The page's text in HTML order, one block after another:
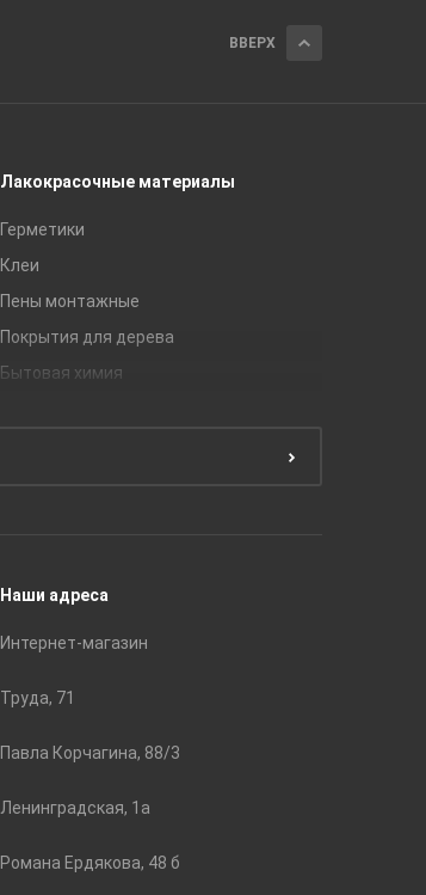
ВВЕРХ
Лакокрасочные материалы
Герметики
Клеи
Пены монтажные
Покрытия для дерева
Бытовая химия
Наши адреса
Интернет-магазин
Труда, 71
Павла Корчагина, 88/3
Ленинградская, 1а
Романа Ердякова, 48 б